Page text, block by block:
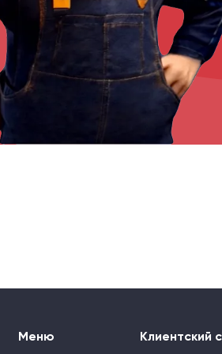
Меню Клиентский